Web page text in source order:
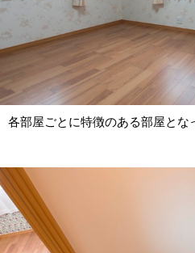
各部屋ごとに特徴のある部屋とな